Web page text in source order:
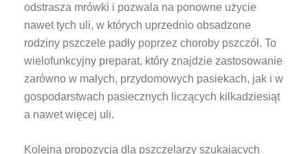
odstrasza mrówki i pozwala na ponowne użycie
nawet tych uli, w których uprzednio obsadzone
rodziny pszczele padły poprzez choroby pszczół. To
wielofunkcyjny preparat, który znajdzie zastosowanie
zarówno w małych, przydomowych pasiekach, jak i w
gospodarstwach pasiecznych liczących kilkadziesiąt
a nawet więcej uli.
Kolejną propozycją dla pszczelarzy szukających